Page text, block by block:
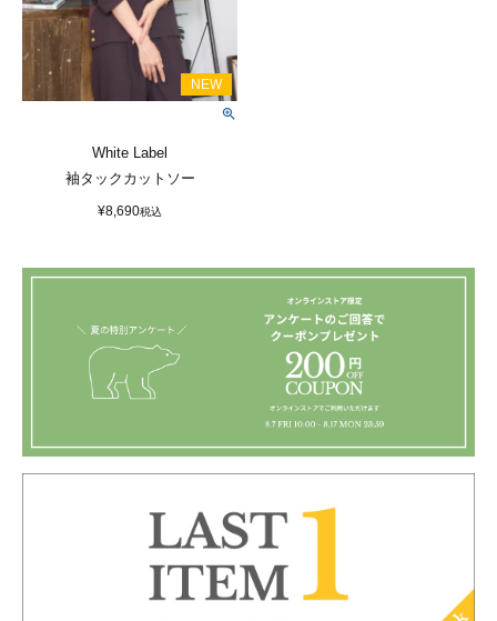
White Label
袖タックカットソー
¥8,690税込